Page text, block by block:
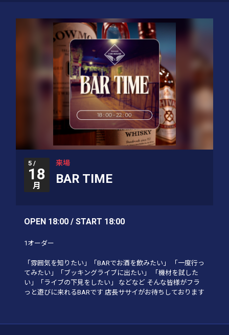
5 /
18
月
来場
BAR TIME
OPEN 18:00 / START 18:00
1オーダー
「雰囲気を知りたい」「BARでお酒を飲みたい」 「一度行っ
てみたい」「ブッキングライブに出たい」 「機材を試した
い」「ライブの下見をしたい」 などなど そんな皆様がフラ
っと遊びに来れるBARです 店長ササイがお待ちしております